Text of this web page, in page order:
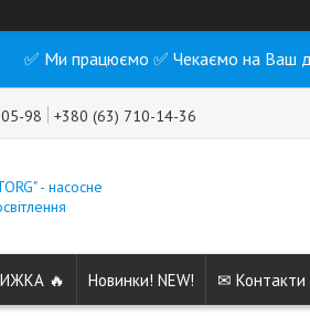
✅ Ми працюємо ✅ Чекаємо на Ваш
98 +380 (63) 710-14-36
- насосне
🔥 Новинки! NEW! ✉ Контакти